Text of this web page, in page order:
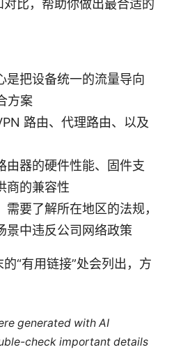
比，帮助你做出最合适的
是把设备统一的流量导向
方案
路由、代理路由、以及
由器的硬件性能、固件支
商的兼容性
要了解所在地区的法规，
景中违反公司网络政策
“有用链接”处会列出，方
generated with AI
check important details